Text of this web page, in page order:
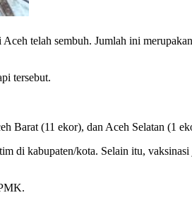
telah sembuh. Jumlah ini
tersebut.
Barat (11 ekor), dan Aceh Selatan (1
di kabupaten/kota. Selain itu,